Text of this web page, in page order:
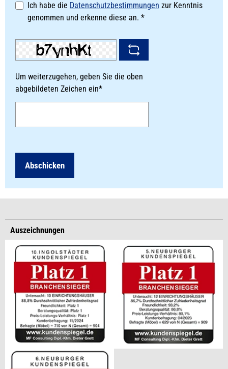
Ich habe die Datenschutzbestimmungen zur Kenntnis
genommen und erkenne diese an. *
Um weiterzugehen, geben Sie die oben
abgebildeten Zeichen ein*
Abschicken
Auszeichnungen